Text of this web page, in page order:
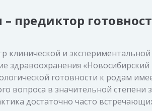
предиктор
и экспериментальной
«Новосибирский
готовности к родам
вопроса в значительной степени
достаточно часто